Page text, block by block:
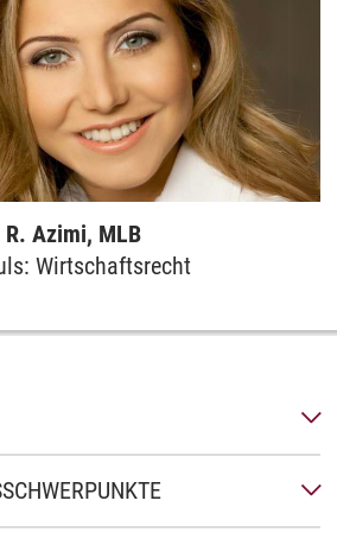
Azimi, MLB
Wirtschaftsrecht